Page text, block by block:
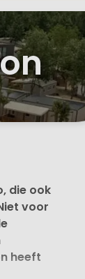
die ook
voor
heeft